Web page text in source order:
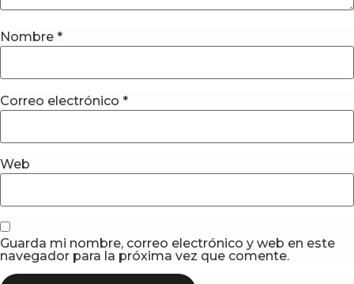
Nombre *
Correo electrónico *
Web
Guarda mi nombre, correo electrónico y web en este
navegador para la próxima vez que comente.